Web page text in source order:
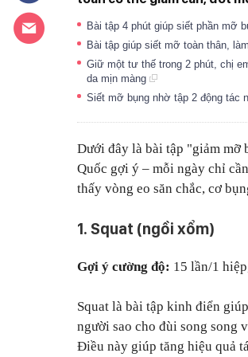
Bài tập 4 phút giúp siết phần mỡ
Bài tập giúp siết mỡ toàn thân,
Giữ một tư thế trong 2 phút, chị
da mịn màng
Siết mỡ bụng nhờ tập 2 động tác
Dưới đây là bài tập "giảm mỡ
Quốc gợi ý – mỗi ngày chỉ
thấy vòng eo săn chắc, cơ
1. Squat (ngồi xổm)
Gợi ý cường độ: 15 lần/1
Squat là bài tập kinh điển
người sao cho đùi song song
Điều này giúp tăng hiệu quả